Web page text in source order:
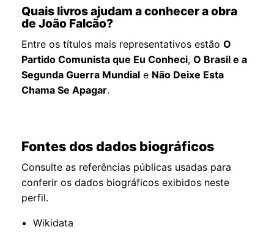
Quais livros ajudam a conhecer a obra
de João Falcão?
Entre os títulos mais representativos estãoO
Partido Comunista que Eu Conheci,O Brasil e a
Segunda Guerra Mundial e Não Deixe Esta
Chama Se Apagar.
Fontes dos dados biográficos
Consulte as referências públicas usadas para
conferir os dados biográficos exibidos neste
perfil.
Wikidata